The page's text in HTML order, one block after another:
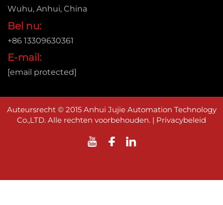
Wuhu, Anhui, China
Bel nu:
+86 13309630361
E-mail:
[email protected]
Auteursrecht © 2015 Anhui Jujie Automation Technology
Co.,LTD. Alle rechten voorbehouden. | Privacybeleid